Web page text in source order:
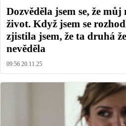
Dozvěděla jsem se, že
život. Když jsem se
zjistila jsem, že ta druhá
nevěděla
09:56 20.11.25